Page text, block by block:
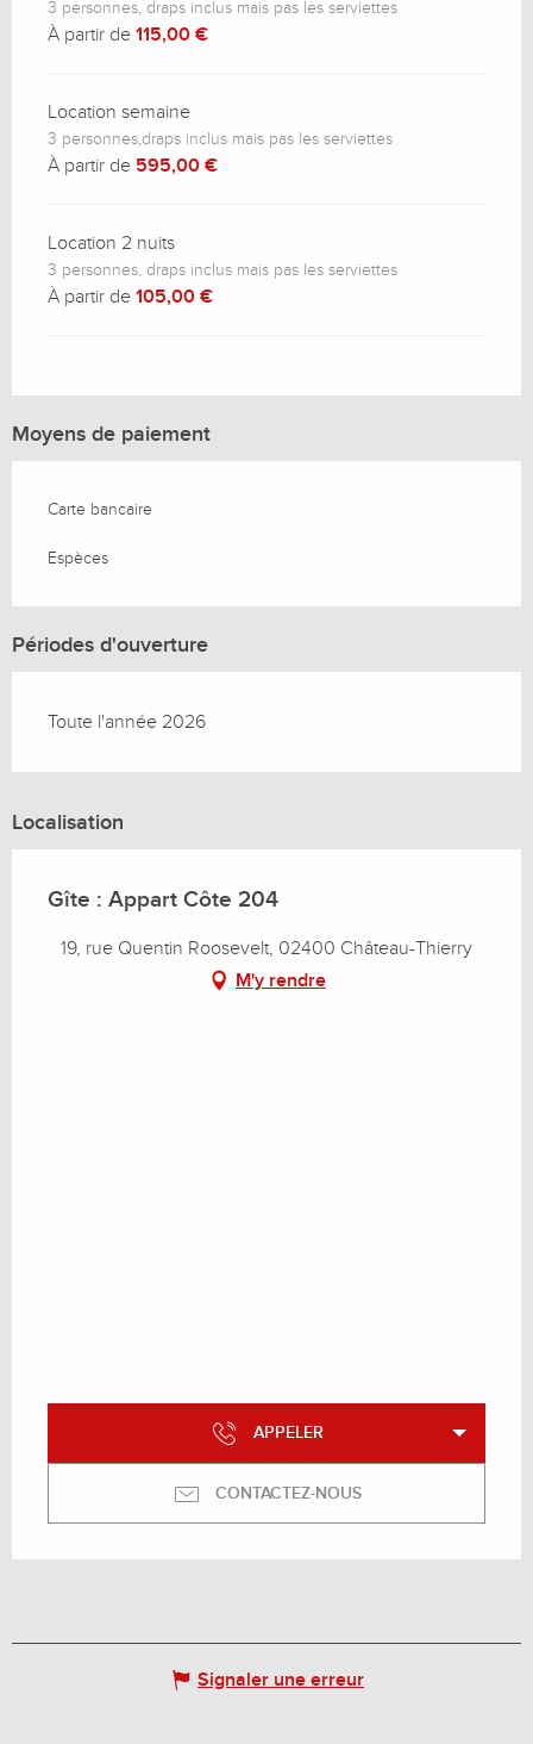
3 personnes, draps inclus mais pas les serviettes
À partir de 115,00 €
Location semaine
3 personnes,draps inclus mais pas les serviettes
À partir de 595,00 €
Location 2 nuits
3 personnes, draps inclus mais pas les serviettes
À partir de 105,00 €
Moyens de paiement
Carte bancaire
Espèces
Périodes d'ouverture
Toute l'année 2026
Localisation
Gîte : Appart Côte 204
19, rue Quentin Roosevelt, 02400 Château-Thierry
M'y rendre
APPELER
CONTACTEZ-NOUS
Signaler une erreur